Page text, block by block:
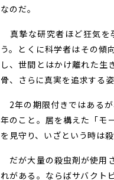
なのだ。
真摯な研究者ほど狂気を
う。とくに科学者はその傾
し、世間とはかけ離れた生
骨、さらに真実を追求する
2年の期限付きではある
年のこと。居を構えた「モ
を見守り、いざという時は
だが大量の殺虫剤が使用
れがある。ならばサバクト